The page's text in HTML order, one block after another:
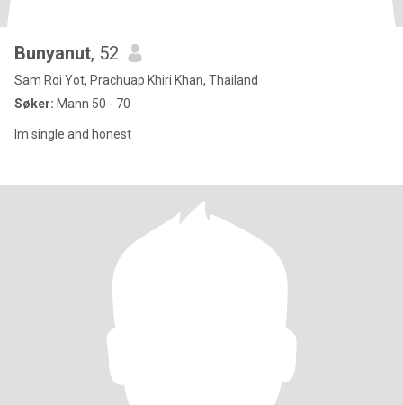
Bunyanut, 52
Sam Roi Yot, Prachuap Khiri Khan, Thailand
Søker: Mann 50 - 70
Im single and honest